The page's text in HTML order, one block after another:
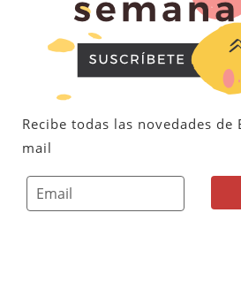
Recibe todas las novedades de
mail